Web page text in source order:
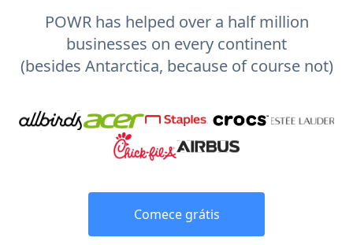
POWR has helped over a half million
businesses on every continent
(besides Antarctica, because of course not)
Comece grátis